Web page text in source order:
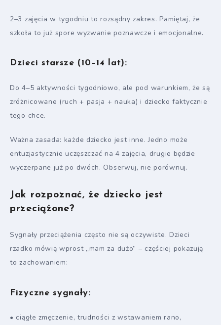
2–3 zajęcia w tygodniu to rozsądny zakres. Pamiętaj, że
szkoła to już spore wyzwanie poznawcze i emocjonalne.
Dzieci starsze (10–14 lat):
Do 4–5 aktywności tygodniowo, ale pod warunkiem, że są
zróżnicowane (ruch + pasja + nauka) i dziecko faktycznie
tego chce.
Ważna zasada: każde dziecko jest inne. Jedno może
entuzjastycznie uczęszczać na 4 zajęcia, drugie będzie
wyczerpane już po dwóch. Obserwuj, nie porównuj.
Jak rozpoznać, że dziecko jest
przeciążone?
Sygnały przeciążenia często nie są oczywiste. Dzieci
rzadko mówią wprost „mam za dużo” – częściej pokazują
to zachowaniem:
Fizyczne sygnały:
• ciągłe zmęczenie, trudności z wstawaniem rano,